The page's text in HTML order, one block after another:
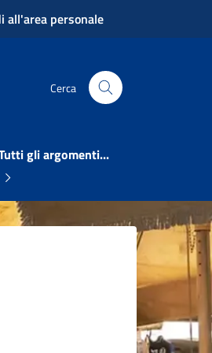
all'area personale
Cerca
gli argomenti...